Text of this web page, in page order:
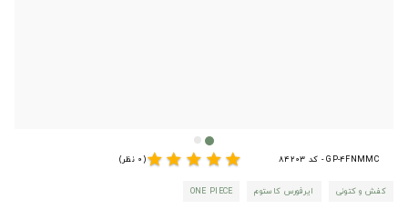
GP-4FNMMC - کد 84203 star
star
star
star
star(0 نظر)
کفش و کتونی ایرفورس کاستوم ONE PIECE